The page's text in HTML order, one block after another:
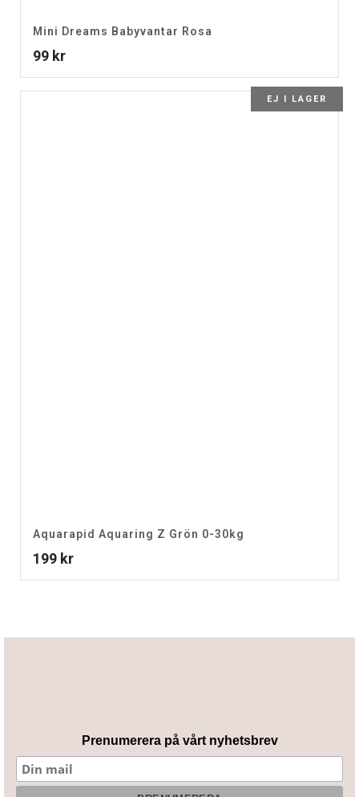
Mini Dreams Babyvantar Rosa
99 kr
EJ I LAGER
Aquarapid Aquaring Z Grön 0-30kg
199 kr
Prenumerera på vårt nyhetsbrev